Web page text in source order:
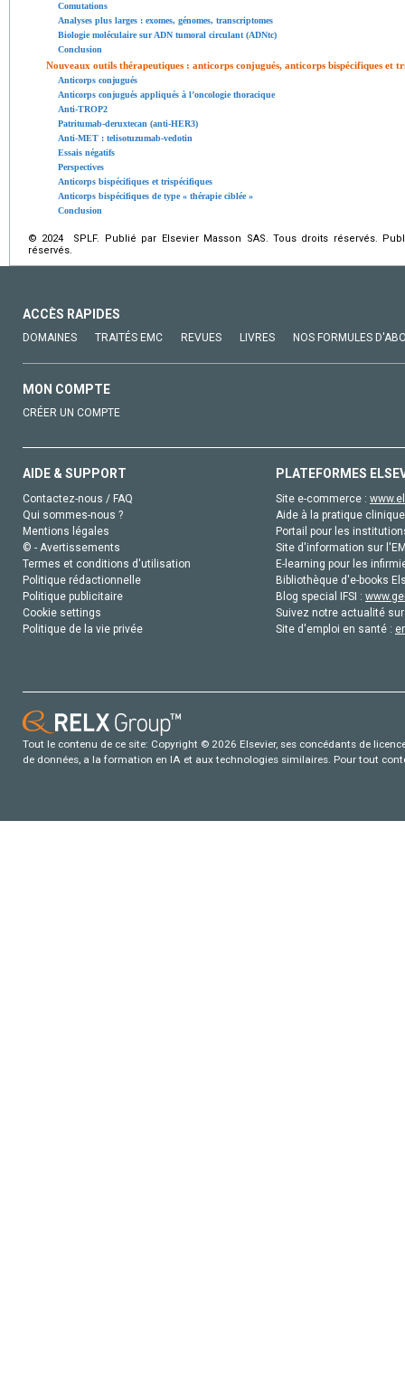
Comutations
Analyses plus larges : exomes, génomes, transcriptomes
Biologie moléculaire sur ADN tumoral circulant (ADNtc)
Conclusion
Nouveaux outils thérapeutiques : anticorps conjugués, anticorps bispécifiques et
Anticorps conjugués
Anticorps conjugués appliqués à l’oncologie thoracique
Anti-TROP2
Patritumab-deruxtecan (anti-HER3)
Anti-MET : telisotuzumab-vedotin
Essais négatifs
Perspectives
Anticorps bispécifiques et trispécifiques
Anticorps bispécifiques de type « thérapie ciblée »
Conclusion
© 2024 SPLF. Publié par Elsevier Masson SAS. Tous droits réservés.
réservés.
ACCÈS RAPIDES
DOMAINES TRAITÉS EMC REVUES LIVRES NOS FORMULES
MON COMPTE
CRÉER UN COMPTE
AIDE & SUPPORT
Contactez-nous / FAQ
Qui sommes-nous ?
Mentions légales
© - Avertissements
Termes et conditions d'utilisation
Politique rédactionnelle
Politique publicitaire
Cookie settings
Politique de la vie privée
PLATEFORMES
Site e-commerce :
Aide à la pratique
Portail pour les
Site d'information sur
E-learning pour les
Bibliothèque d'e-books
Blog special IFSI :
Suivez notre actualité
Site d'emploi en santé :
Tout le contenu de ce site: Copyright © 2026 Elsevier, ses concédants de
de données, a la formation en IA et aux technologies similaires. Pour tout